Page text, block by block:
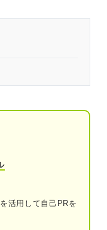
に貢献できること」
ケティング
活用して自己PRを